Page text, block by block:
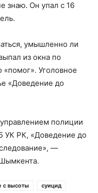
знаю. Он упал с 16
умышленно ли
из окна по
Уголовное
«Доведение до
полиции
УК РК, «Доведение до
—
с высоты суицид